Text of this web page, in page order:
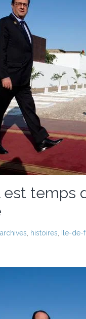
est temps
archives histoires Ile-